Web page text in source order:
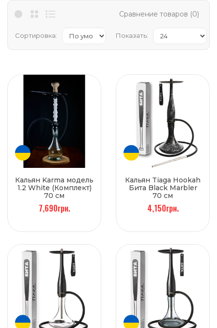
Сравнение товаров (0)
Сортировка: Показать:
Кальян Karma модель
1.2 White (Комплект)
70 см
7,690грн.
Кальян Tiaga Hookah
Бита Black Marbler
70 см
4,150грн.